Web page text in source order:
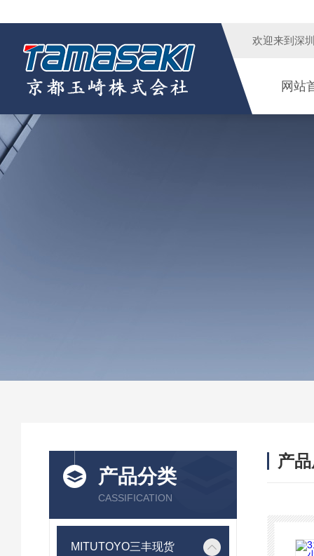
欢迎来到 深
网站
产品分类
CASSIFICATION
MITUTOYO三丰现货
产